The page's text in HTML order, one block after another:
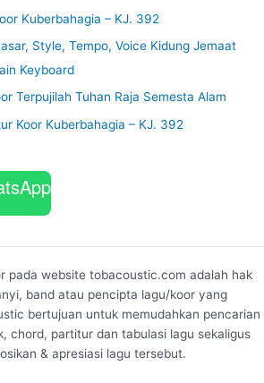
Kuberbahagia – KJ. 392
Style, Tempo, Voice Kidung Jemaat
Keyboard
Terpujilah Tuhan Raja Semesta Alam
Koor Kuberbahagia – KJ. 392
pada website tobacoustic.com adalah hak
band atau pencipta lagu/koor yang
bertujuan untuk memudahkan pencarian
chord, partitur dan tabulasi lagu sekaligus
& apresiasi lagu tersebut.